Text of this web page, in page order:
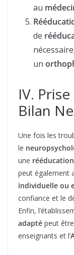
au
de
un
IV.
Bilan
Une fois les
le
une rééducation
peut également
individuelle ou
confiance et le
Enfin,
adapté peut
enseignants et l’